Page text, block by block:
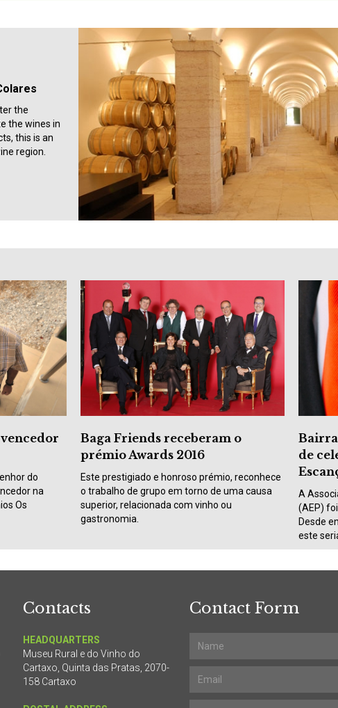
the
the wines in
this is an
region.
do
na
Os
Baga Friends receberam o
prémio Awards 2016
Este prestigiado e honroso prémio, reconhece
o trabalho de grupo em torno de uma causa
superior, relacionada com vinho ou
gastronomia.
de
A
(AEP)
Desde
este
Contacts
HEADQUARTERS
Museu Rural e do Vinho do
Cartaxo, Quinta das Pratas, 2070-
158 Cartaxo
Contact Form